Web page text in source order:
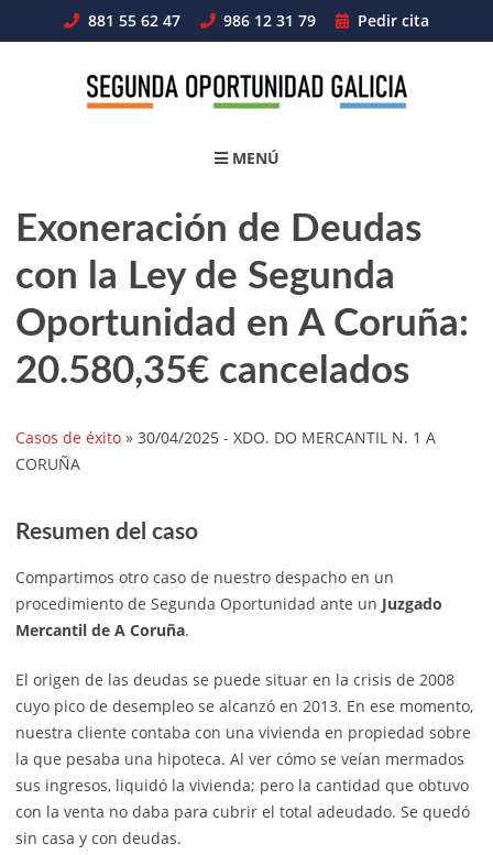
to
881 55 62 47 986 12 31 79 Pedir cita
MENÚ
Exoneración de Deudas
con la Ley de Segunda
Oportunidad en A Coruña:
20.580,35€ cancelados
Casos de éxito » 30/04/2025 - XDO. DO MERCANTIL N. 1 A
CORUÑA
Resumen del caso
Compartimos otro caso de nuestro despacho en un
procedimiento de Segunda Oportunidad ante un Juzgado
Mercantil de A Coruña.
El origen de las deudas se puede situar en la crisis de 2008
cuyo pico de desempleo se alcanzó en 2013. En ese momento,
nuestra cliente contaba con una vivienda en propiedad sobre
la que pesaba una hipoteca. Al ver cómo se veían mermados
sus ingresos, liquidó la vivienda; pero la cantidad que obtuvo
con la venta no daba para cubrir el total adeudado. Se quedó
sin casa y con deudas.